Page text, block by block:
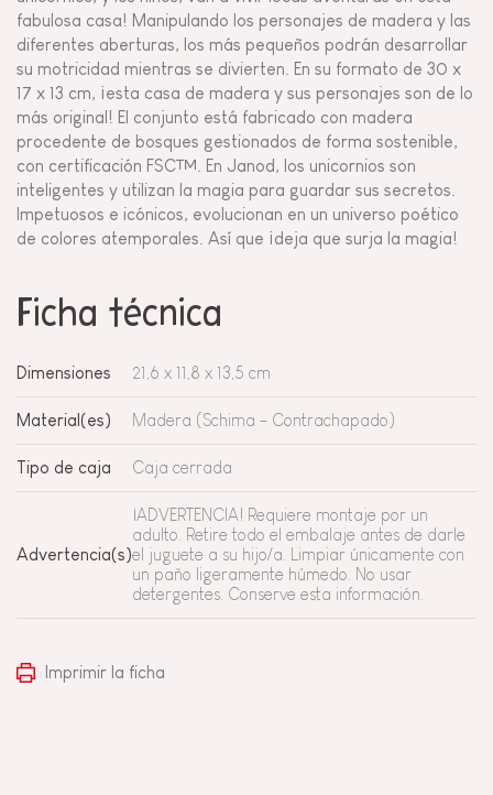
fabulosa casa! Manipulando los personajes de madera y las
diferentes aberturas, los más pequeños podrán desarrollar
su motricidad mientras se divierten. En su formato de 30 x
17 x 13 cm, ¡esta casa de madera y sus personajes son de lo
más original! El conjunto está fabricado con madera
procedente de bosques gestionados de forma sostenible,
con certificación FSC™. En Janod, los unicornios son
inteligentes y utilizan la magia para guardar sus secretos.
Impetuosos e icónicos, evolucionan en un universo poético
de colores atemporales. Así que ¡deja que surja la magia!
Ficha técnica
Dimensiones 21,6 x 11,8 x 13,5 cm
Material(es) Madera (Schima - Contrachapado)
Tipo de caja Caja cerrada
Advertencia(s)
¡ADVERTENCIA! Requiere montaje por un
adulto. Retire todo el embalaje antes de darle
el juguete a su hijo/a. Limpiar únicamente con
un paño ligeramente húmedo. No usar
detergentes. Conserve esta información.
Imprimir la ficha